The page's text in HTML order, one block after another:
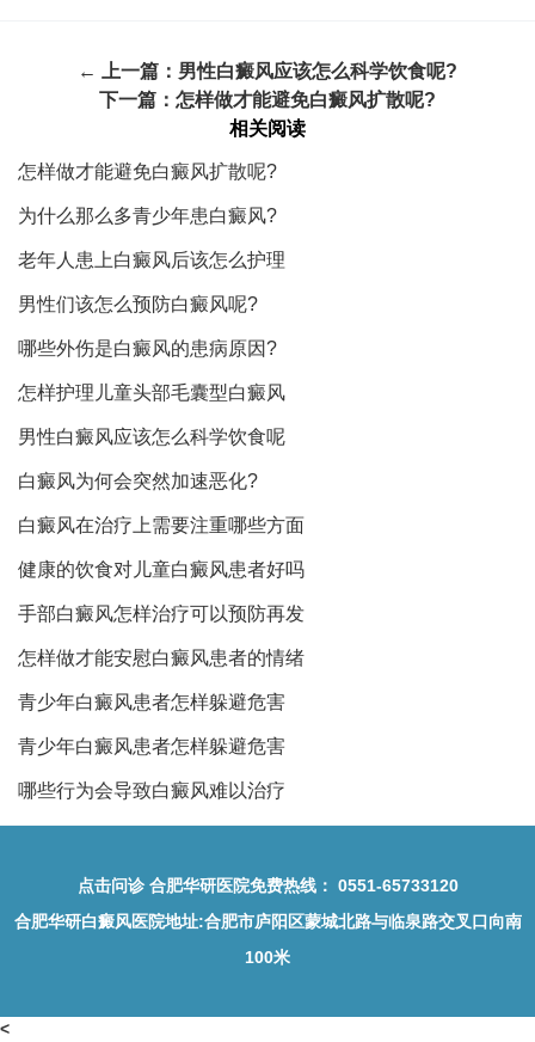
← 上一篇： 男性白癜风应该怎么科学饮食呢?
下一篇： 怎样做才能避免白癜风扩散呢?
相关阅读
怎样做才能避免白癜风扩散呢?
为什么那么多青少年患白癜风?
老年人患上白癜风后该怎么护理
男性们该怎么预防白癜风呢?
哪些外伤是白癜风的患病原因?
怎样护理儿童头部毛囊型白癜风
男性白癜风应该怎么科学饮食呢
白癜风为何会突然加速恶化?
白癜风在治疗上需要注重哪些方面
健康的饮食对儿童白癜风患者好吗
手部白癜风怎样治疗可以预防再发
怎样做才能安慰白癜风患者的情绪
青少年白癜风患者怎样躲避危害
青少年白癜风患者怎样躲避危害
哪些行为会导致白癜风难以治疗
点击问诊合肥华研医院免费热线： 0551-65733120
合肥华研白癜风医院地址:合肥市庐阳区蒙城北路与临泉路交叉口向南
100米
<